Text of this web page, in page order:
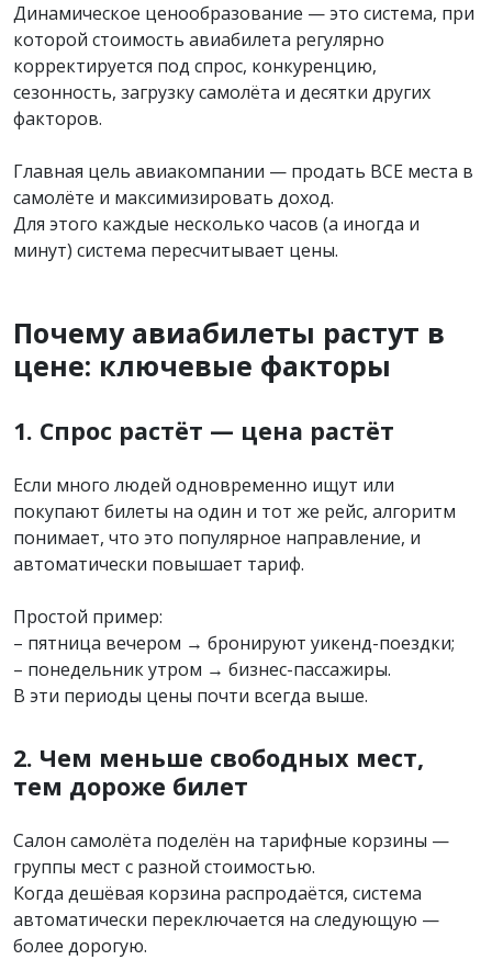
Динамическое ценообразование — это система, при
которой стоимость авиабилета регулярно
корректируется под спрос, конкуренцию,
сезонность, загрузку самолёта и десятки других
факторов.
Главная цель авиакомпании — продать ВСЕ места в
самолёте и максимизировать доход.
Для этого каждые несколько часов (а иногда и
минут) система пересчитывает цены.
Почему авиабилеты растут в
цене: ключевые факторы
1. Спрос растёт — цена растёт
Если много людей одновременно ищут или
покупают билеты на один и тот же рейс, алгоритм
понимает, что это популярное направление, и
автоматически повышает тариф.
Простой пример:
– пятница вечером → бронируют уикенд-поездки;
– понедельник утром → бизнес-пассажиры.
В эти периоды цены почти всегда выше.
2. Чем меньше свободных мест,
тем дороже билет
Салон самолёта поделён на тарифные корзины —
группы мест с разной стоимостью.
Когда дешёвая корзина распродаётся, система
автоматически переключается на следующую —
более дорогую.